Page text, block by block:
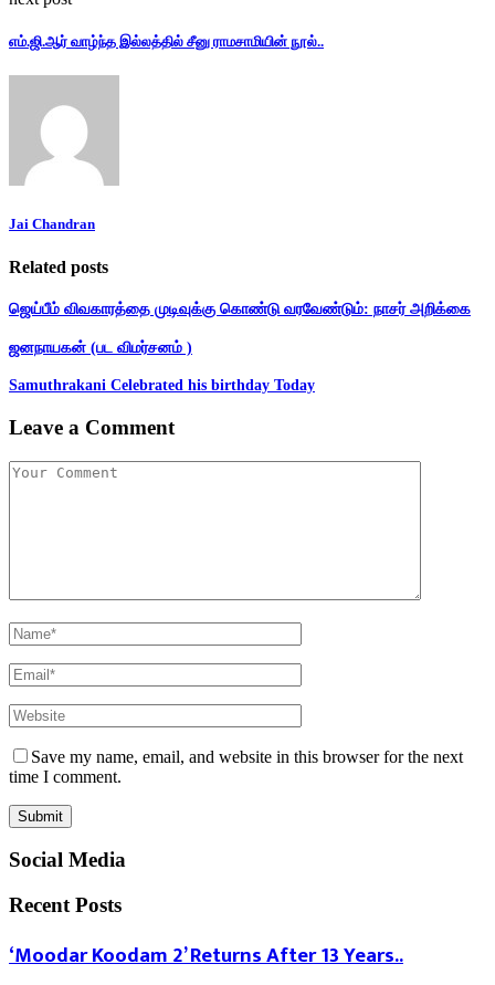
எம்.ஜி.ஆர் வாழ்ந்த இல்லத்தில் சீனு ராமசாமியின் நூல்..
Jai Chandran
Related posts
ஜெய்பீம் விவகாரத்தை முடிவுக்கு கொண்டு வரவேண்டும்: நாசர் அறிக்கை
ஜனநாயகன் (பட விமர்சனம் )
Samuthrakani Celebrated his birthday Today
Leave a Comment
Save my name, email, and website in this browser for the next
time I comment.
Social Media
Recent Posts
‘Moodar Koodam 2’ Returns After 13 Years..